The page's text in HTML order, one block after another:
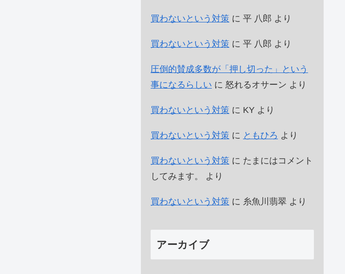
買わないという対策 に 平 八郎 より
買わないという対策 に 平 八郎 より
圧倒的賛成多数が「押し切った」という
事になるらしい に 怒れるオサーン より
買わないという対策 に KY より
買わないという対策 に ともひろ より
買わないという対策 に たまにはコメント
してみます。
より
買わないという対策 に 糸魚川翡翠 より
アーカイブ